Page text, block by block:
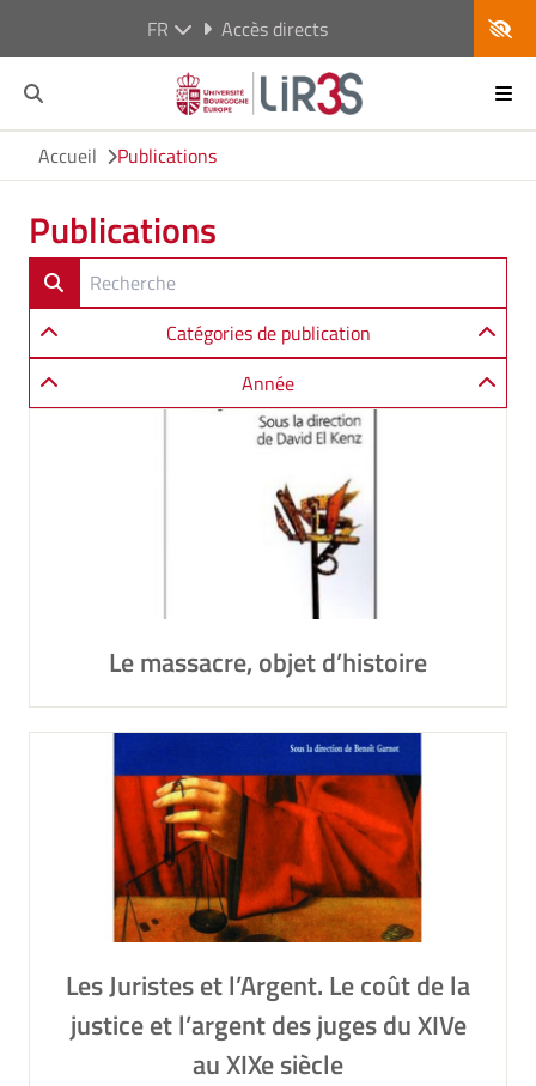
FR Accès directs
Accueil Publications
Publications
Catégories de publication
Année
Le massacre, objet d’histoire
Les Juristes et l’Argent. Le coût de la
justice et l’argent des juges du XIVe
au XIXe siècle